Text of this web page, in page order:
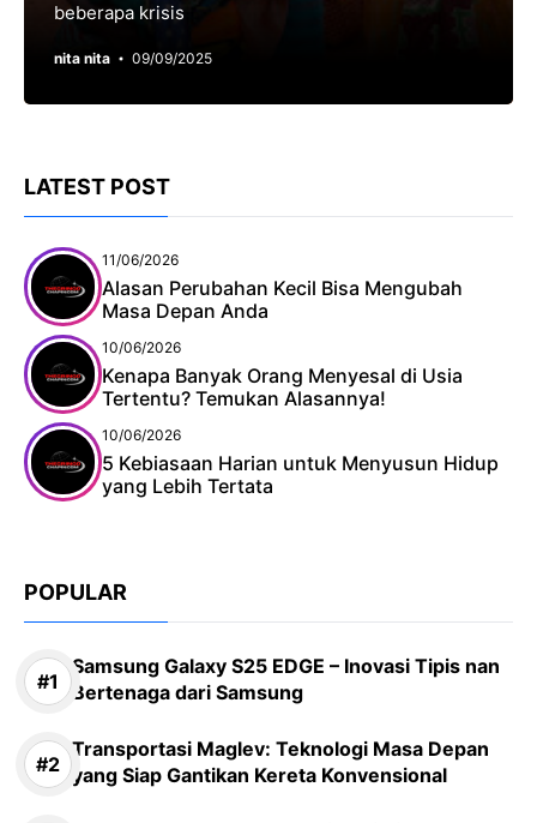
beberapa krisis
nita nita 09/09/2025
LATEST POST
11/06/2026
Alasan Perubahan Kecil Bisa Mengubah
Masa Depan Anda
10/06/2026
Kenapa Banyak Orang Menyesal di Usia
Tertentu? Temukan Alasannya!
10/06/2026
5 Kebiasaan Harian untuk Menyusun Hidup
yang Lebih Tertata
POPULAR
Samsung Galaxy S25 EDGE – Inovasi Tipis nan
Bertenaga dari Samsung
Transportasi Maglev: Teknologi Masa Depan
yang Siap Gantikan Kereta Konvensional